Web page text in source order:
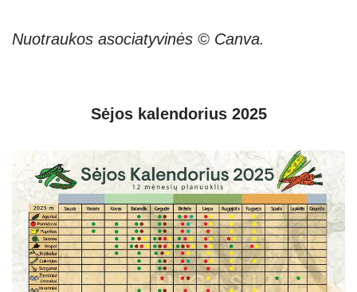
Nuotraukos asociatyvinės © Canva.
Sėjos kalendorius 2025